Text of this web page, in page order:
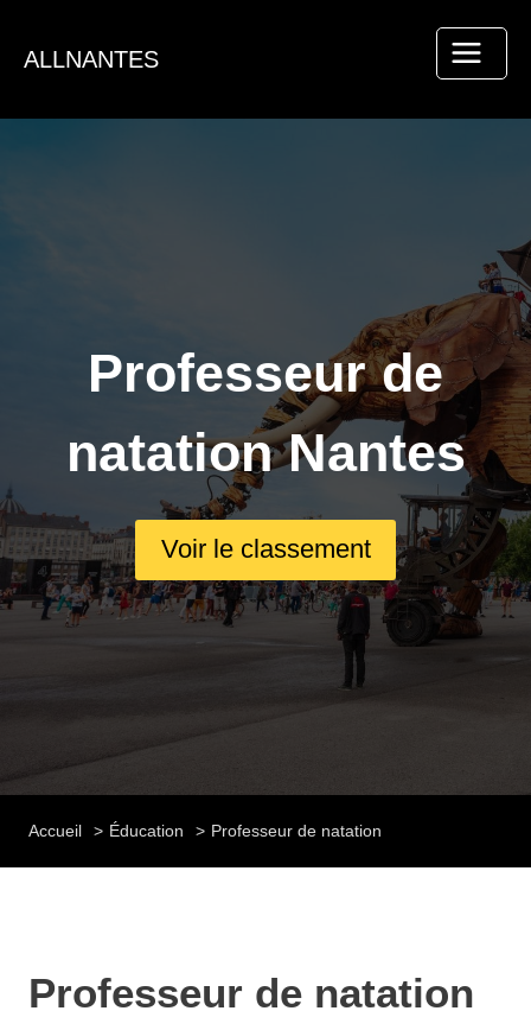
contenu
ALLNANTES
Professeur de
natation Nantes
Voir le classement
Accueil Éducation Professeur de natation
Professeur de natation